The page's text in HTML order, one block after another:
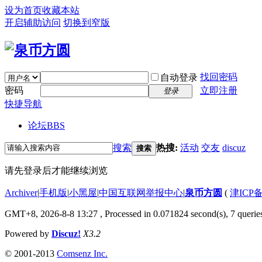
设为首页收藏本站
开启辅助访问 切换到窄版
自动登录 找回密码
密码
登录
立即注册
快捷导航
论坛BBS
搜索 搜索 热搜: 活动 交友 discuz
请先登录后才能继续浏览
Archiver|手机版|小黑屋|中国互联网举报中心|泉币方圆 ( 津ICP
GMT+8, 2026-8-8 13:27 , Processed in 0.071824 second(s), 7
Powered by Discuz! X3.2
© 2001-2013 Comsenz Inc.